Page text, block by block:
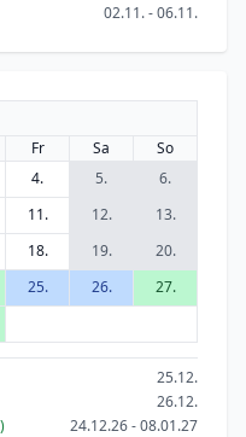
02.11. - 06.11.
Fr Sa
So
4. 5.
6.
11. 12.
13.
18. 19.
20.
25. 26.
27.
25.12.
26.12.
24.12.26 - 08.01.27